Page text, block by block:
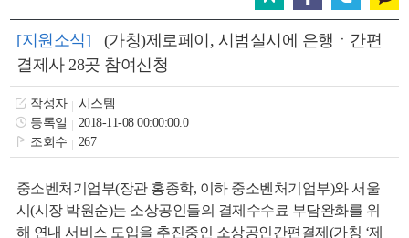
[지원소식]
(가칭)제로페이, 시범실시에 은행ㆍ간편
결제사 28곳 참여신청
작성자
시스템
등록일
2018-11-08 00:00:00.0
조회수
267
중소벤처기업부(장관 홍종학, 이하 중소벤처기업부)와 서울
시(시장 박원순)는 소상공인들의 결제수수료 부담완화를 위
해 연내 서비스 도입을 추진중인 소상공인간편결제(가칭 ‘제